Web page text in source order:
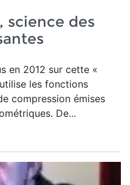
science des
en 2012 sur cette «
les fonctions
compression émises
De...